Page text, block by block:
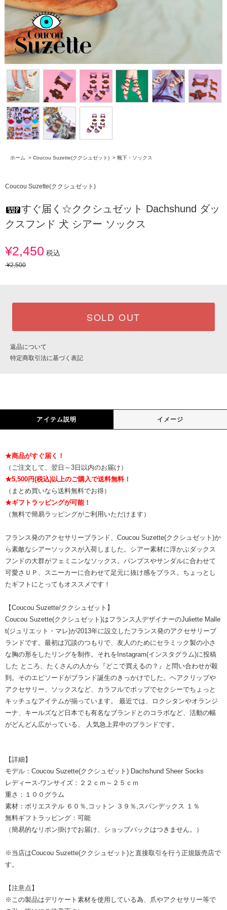
ホーム > Coucou Suzette(ククシュゼット) > 靴下・ソックス
Coucou Suzette(ククシュゼット)
すぐ届く☆ククシュゼット Dachshund ダッ
クスフンド 犬 シアー ソックス
¥2,450 税込
¥2,500
SOLD OUT
返品について
特定商取引法に基づく表記
アイテム説明 イメージ
★商品がすぐ届く！
（ご注文して、翌日～3日以内のお届け）
★5,500円(税込)以上のご購入で送料無料！
（まとめ買いなら送料無料でお得）
★ギフトラッピングが可能！
（無料で簡易ラッピングがご利用いただけます）
フランス発のアクセサリーブランド、Coucou Suzette(ククシュゼット)か
ら素敵なシアーソックスが入荷しました。シアー素材に浮かぶダックス
フンドの大群がフェミニンなソックス。パンプスやサンダルに合わせて
可愛さＵＰ、スニーカーに合わせて足元に抜け感をプラス。ちょっとし
たギフトにとってもオススメです！
【Coucou Suzette/ククシュゼット】
Coucou Suzette(ククシュゼット)はフランス人デザイナーのJuliette Malle
t(ジュリエット・マレ)が2013年に設立したフランス発のアクセサリーブ
ランドです。最初は冗談のつもりで、友人のためにセラミック製の小さ
な胸の形をしたリングを制作。それをInstagram(インスタグラム)に投稿
した ところ、たくさんの人から『どこで買えるの？』と問い合わせが殺
到。そのエピソードがブランド誕生のきっかけでした。ヘアクリップや
アクセサリー、ソックスなど、カラフルでポップでセクシーでちょっと
キッチュなアイテムが揃っています。 最近では、ロクシタンやオランジ
ーナ、キールズなど日本でも有名なブランドとのコラボなど、活動の幅
がどんどん広がっている、 人気急上昇中のブランドです。
【詳細】
モデル：Coucou Suzette(ククシュゼット) Dachshund Sheer Socks
レディース-ワンサイズ：２２ｃｍ～２５ｃｍ
重さ：１００グラム
素材：ポリエステル ６０％,コットン ３９％,スパンデックス １％
無料ギフトラッピング：可能
（簡易的なリボン掛けでお届け、ショップバックはつきません。）
※当店はCoucou Suzette(ククシュゼット)と直接取引を行う正規販売店で
す。
【注意点】
※この製品はデリケート素材を使用している為、爪やアクセサリー等で